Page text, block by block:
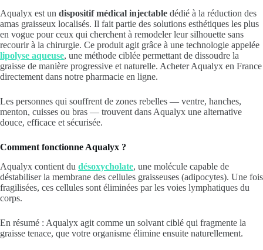
Aqualyx est un dispositif médical injectable dédié à la réduction des
amas graisseux localisés. Il fait partie des solutions esthétiques les plus
en vogue pour ceux qui cherchent à remodeler leur silhouette sans
recourir à la chirurgie. Ce produit agit grâce à une technologie appelée
lipolyse aqueuse, une méthode ciblée permettant de dissoudre la
graisse de manière progressive et naturelle. Acheter Aqualyx en France
directement dans notre pharmacie en ligne.
Les personnes qui souffrent de zones rebelles — ventre, hanches,
menton, cuisses ou bras — trouvent dans Aqualyx une alternative
douce, efficace et sécurisée.
Comment fonctionne Aqualyx ?
Aqualyx contient du désoxycholate, une molécule capable de
déstabiliser la membrane des cellules graisseuses (adipocytes). Une fois
fragilisées, ces cellules sont éliminées par les voies lymphatiques du
corps.
En résumé : Aqualyx agit comme un solvant ciblé qui fragmente la
graisse tenace, que votre organisme élimine ensuite naturellement.